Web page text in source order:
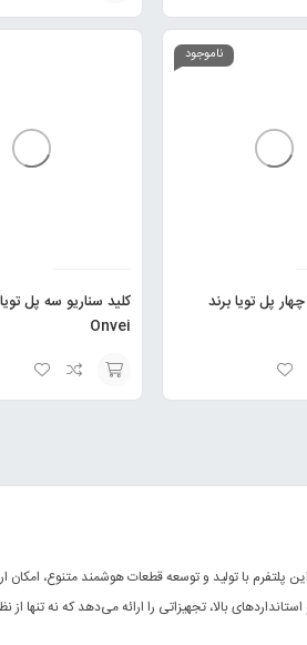
انتخاب
ناموجود
پل تویا برند
کلید سناریو سه پل
Onvei
انتخاب
پلتفرم با تولید و توسعه قطعات هوشمند متنوع، امکان
بالا، تجهیزاتی را ارائه می‌دهد که نه تنها از